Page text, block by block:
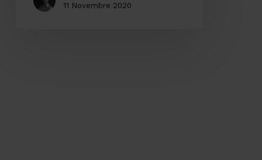
11 Novembre 2020